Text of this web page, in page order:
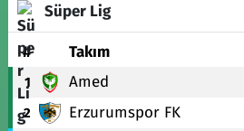
Süper Lig
# Takım
1 Amed
2 Erzurumspor FK